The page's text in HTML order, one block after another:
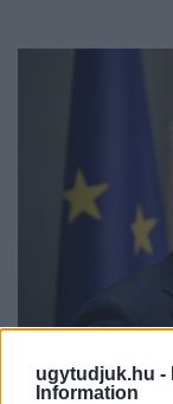
ugytudjuk.hu -
Information